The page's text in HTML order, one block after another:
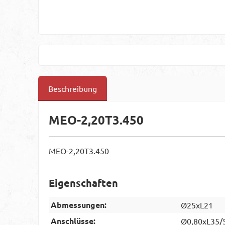
Beschreibung
MEO-2,20T3.450
MEO-2,20T3.450
Eigenschaften
Abmessungen: Ø25xL21
Anschlüsse: Ø0,80xL35/